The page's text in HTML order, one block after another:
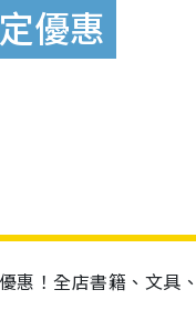
優惠
惠！全店書籍、文具